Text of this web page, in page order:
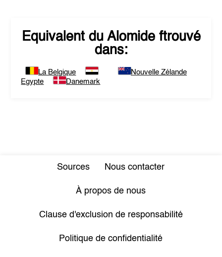
Equivalent du Alomideftrouvé
dans:
La Belgique
Egypte
Danemark
Nouvelle Zélande
Sources Nous contacter
À propos de nous
Clause d'exclusion de responsabilité
Politique de confidentialité